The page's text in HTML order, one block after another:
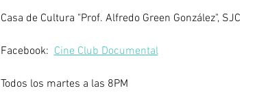
Casa de Cultura "Prof. Alfredo Green González", SJC
Facebook: Cine Club Documental
Todos los martes a las 8PM